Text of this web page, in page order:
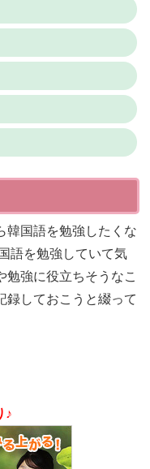
韓国語を勉強したくな
語を勉強していて気
勉強に役立ちそうなこ
録しておこうと綴って
♪